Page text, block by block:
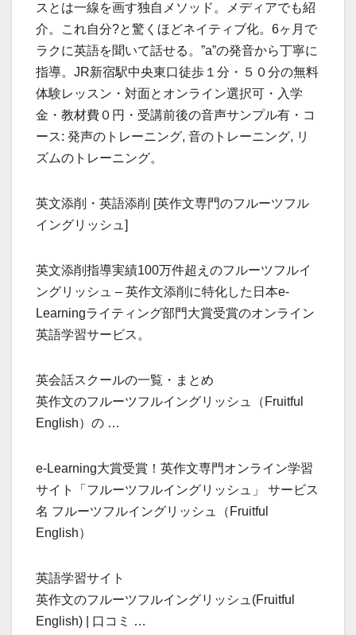
スとは一線を画す独自メソッド。メディアでも紹
介。これ自分?と驚くほどネイティブ化。6ヶ月で
ラクに英語を聞いて話せる。”a”の発音から丁寧に
指導。JR新宿駅中央東口徒歩１分・５０分の無料
体験レッスン・対面とオンライン選択可・入学
金・教材費０円・受講前後の音声サンプル有・コ
ース: 発声のトレーニング, 音のトレーニング, リ
ズムのトレーニング。
英文添削・英語添削 [英作文専門のフルーツフル
イングリッシュ]
英文添削指導実績100万件超えのフルーツフルイ
ングリッシュ – 英作文添削に特化した日本e-
Learningライティング部門大賞受賞のオンライン
英語学習サービス。
英会話スクールの一覧・まとめ
英作文のフルーツフルイングリッシュ（Fruitful
English）の …
e-Learning大賞受賞！英作文専門オンライン学習
サイト「フルーツフルイングリッシュ」 サービス
名 フルーツフルイングリッシュ（Fruitful
English）
英語学習サイト
英作文のフルーツフルイングリッシュ(Fruitful
English) | 口コミ …